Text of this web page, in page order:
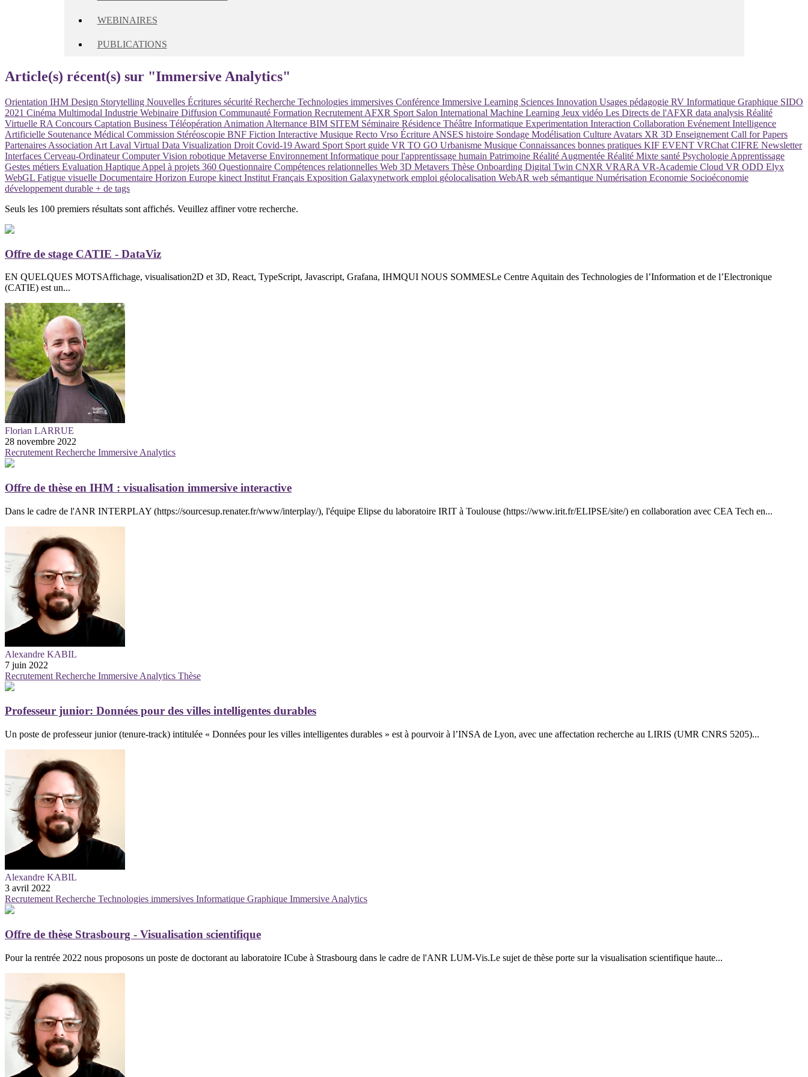
WEBINAIRES
PUBLICATIONS
Article(s) récent(s) sur "Immersive Analytics"
Orientation IHM Design Storytelling Nouvelles Écritures sécurité Recherche Technologies immersives Conférence Immersive Learning Sciences Innovation Usages pédagogie RV Informatique Graphique SIDO
2021 Cinéma Multimodal Industrie Webinaire Diffusion Communauté Formation Recrutement AFXR Sport Salon International Machine Learning Jeux vidéo Les Directs de l'AFXR data analysis Réalité
Virtuelle RA Concours Captation Business Téléopération Animation Alternance BIM SITEM Séminaire Résidence Théâtre Informatique Experimentation Interaction Collaboration Evénement Intelligence
Artificielle Soutenance Médical Commission Stéréoscopie BNF Fiction Interactive Musique Recto Vrso Écriture ANSES histoire Sondage Modélisation Culture Avatars XR 3D Enseignement Call for Papers
Partenaires Association Art Laval Virtual Data Visualization Droit Covid-19 Award Sport Sport guide VR TO GO Urbanisme Musique Connaissances bonnes pratiques KIF EVENT VRChat CIFRE Newsletter
Interfaces Cerveau-OrdinateurComputer Vision robotique Metaverse Environnement Informatique pour l'apprentissage humain Patrimoine Réalité Augmentée Réalité Mixte santé Psychologie Apprentissage
Gestes métiers Evaluation Haptique Appel à projets 360 Questionnaire Compétences relationnelles Web 3D Metavers Thèse Onboarding Digital Twin CNXR VRARA VR-Academie Cloud VR ODD Elyx
WebGL Fatigue visuelle Documentaire Horizon Europe kinect Institut Français Exposition Galaxynetwork emploi géolocalisation WebAR web sémantique Numérisation Economie Socioéconomie
développement durable + de tags
Seuls les 100 premiers résultats sont affichés. Veuillez affiner votre recherche.
Offre de stage CATIE - DataViz
EN QUELQUES MOTSAffichage, visualisation2D et 3D, React, TypeScript, Javascript, Grafana, IHMQUI NOUS SOMMESLe Centre Aquitain des Technologies de l’Information et de l’Electronique
(CATIE) est un...
Florian LARRUE
28 novembre 2022
Recrutement Recherche Immersive Analytics
Offre de thèse en IHM : visualisation immersive interactive
Dans le cadre de l'ANR INTERPLAY (https://sourcesup.renater.fr/www/interplay/), l'équipe Elipse du laboratoire IRIT à Toulouse (https://www.irit.fr/ELIPSE/site/) en collaboration avec CEA Tech en...
Alexandre KABIL
7 juin 2022
Recrutement Recherche Immersive Analytics Thèse
Professeur junior: Données pour des villes intelligentes durables
Un poste de professeur junior (tenure-track) intitulée « Données pour les villes intelligentes durables » est à pourvoir à l’INSA de Lyon, avec une affectation recherche au LIRIS (UMR CNRS 5205)...
Alexandre KABIL
3 avril 2022
Recrutement Recherche Technologies immersives Informatique Graphique Immersive Analytics
Offre de thèse Strasbourg - Visualisation scientifique
Pour la rentrée 2022 nous proposons un poste de doctorant au laboratoire ICube à Strasbourg dans le cadre de l'ANR LUM-Vis.Le sujet de thèse porte sur la visualisation scientifique haute...